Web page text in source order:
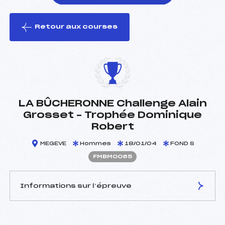
le ski
Retour aux courses
LA BÛCHERONNE Challenge Alain
Grosset – Trophée Dominique
Robert
MEGEVE Hommes 18/01/04 FOND S
FMBM0065
Informations sur l’épreuve